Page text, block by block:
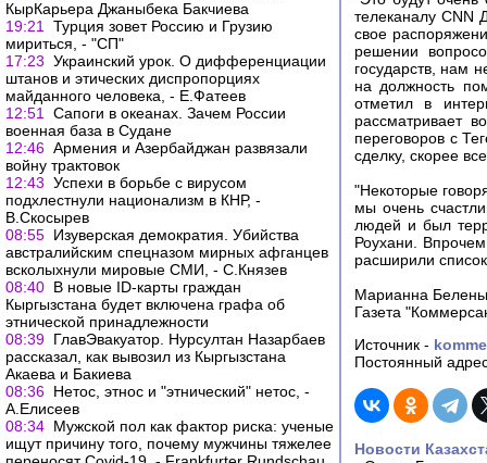
КырКарьера Джаныбека Бакчиева
19:21
Турция зовет Россию и Грузию
мириться, - "СП"
17:23 Украинский урок. О дифференциации
штанов и этических диспропорциях
майданного человека, - Е.Фатеев
12:51
Сапоги в океанах. Зачем России
военная база в Судане
12:46 Армения и Азербайджан развязали
войну трактовок
12:43 Успехи в борьбе с вирусом
подхлестнули национализм в КНР, -
В.Скосырев
08:55 Изуверская демократия. Убийства
австралийским спецназом мирных афганцев
всколыхнули мировые СМИ, - С.Князев
08:40 В новые ID-карты граждан
Кыргызстана будет включена графа об
этнической принадлежности
08:39 ГлавЭвакуатор. Нурсултан Назарбаев
рассказал, как вывозил из Кыргызстана
Акаева и Бакиева
08:36 Нетос, этнос и "этнический" нетос, -
А.Елисеев
08:34 Мужской пол как фактор риска: ученые
ищут причину того, почему мужчины тяжелее
телеканалу CNN
свое
решении
государств, нам
на должность
отметил в
рассматривает
переговоров с
сделку, скорее
"Некоторые
мы очень
людей и был
Роухани.
расширили
Марианна
Газета
Источник -
Постоянный
Новости